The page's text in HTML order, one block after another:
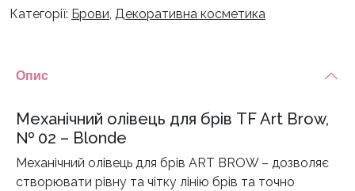
Категорії: Брови, Декоративна косметика
Опис
Механічний олівець для брів TF Art Brow,
№ 02 – Blonde
Механічний олівець для брів ART BROW – дозволяє
створювати рівну та чітку лінію брів та точно